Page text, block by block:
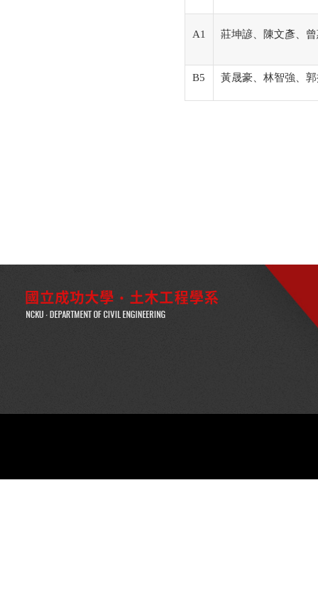
A1 莊坤諺、陳文彥、
B5 黃晟豪、林智強、